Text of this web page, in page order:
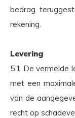
bedrag
rekening.
Levering
5.1 De vermelde
met een
van de
recht op